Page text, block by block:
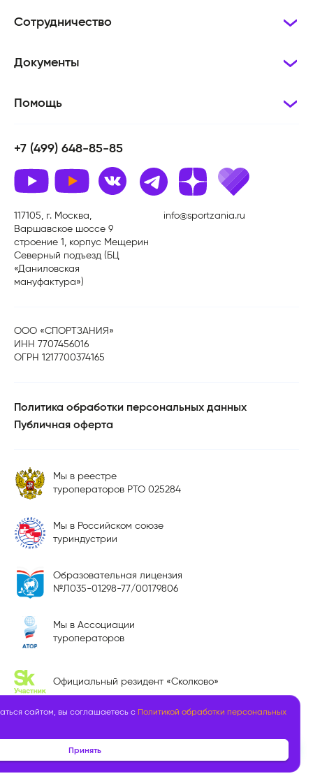
сайтом, вы соглашаетесь с Политикой обработки персональных
Принять
Сотрудничество
Документы
Помощь
+7 (499) 648-85-85
117105, г. Москва,
Варшавское шоссе 9
строение 1, корпус Мещерин
Северный подъезд (БЦ
«Даниловская
мануфактура»)
info@sportzania.ru
ООО «СПОРТЗАНИЯ»
ИНН 7707456016
ОГРН 1217700374165
Политика обработки персональных данных
Публичная оферта
Мы в реестре
туроператоров РТО 025284
Мы в Российском союзе
туриндустрии
Образовательная лицензия
№Л035-01298-77/00179806
Мы в Ассоциации
туроператоров
Официальный резидент «Сколково»